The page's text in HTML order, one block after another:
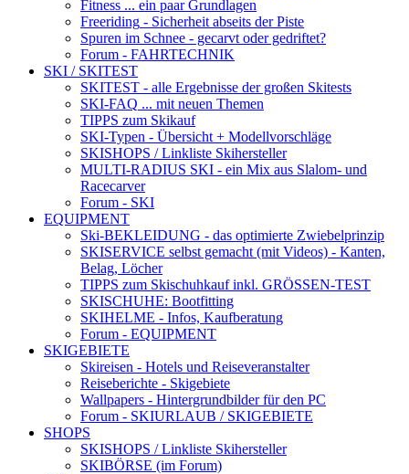
Fitness ... ein paar Grundlagen
Freeriding - Sicherheit abseits der Piste
Spuren im Schnee - gecarvt oder gedriftet?
Forum - FAHRTECHNIK
SKI / SKITEST
SKITEST - alle Ergebnisse der großen Skitests
SKI-FAQ ... mit neuen Themen
TIPPS zum Skikauf
SKI-Typen - Übersicht + Modellvorschläge
SKISHOPS / Linkliste Skihersteller
MULTI-RADIUS SKI - ein Mix aus Slalom- und
Racecarver
Forum - SKI
EQUIPMENT
Ski-BEKLEIDUNG - das optimierte Zwiebelprinzip
SKISERVICE selbst gemacht (mit Videos) - Kanten,
Belag, Löcher
TIPPS zum Skischuhkaufinkl. GRÖSSEN-TEST
SKISCHUHE: Bootfitting
SKIHELME - Infos, Kaufberatung
Forum - EQUIPMENT
SKIGEBIETE
Skireisen - Hotels und Reiseveranstalter
Reiseberichte - Skigebiete
Wallpapers - Hintergrundbilder für den PC
Forum - SKIURLAUB / SKIGEBIETE
SHOPS
SKISHOPS / Linkliste Skihersteller
SKIBÖRSE (im Forum)